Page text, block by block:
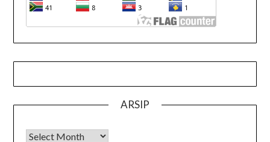
ARSIP
Arsip